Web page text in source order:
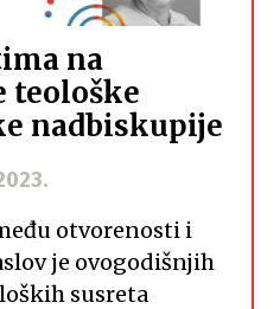
na
teološke
nadbiskupije
otvorenosti i
je ovogodišnjih
susreta